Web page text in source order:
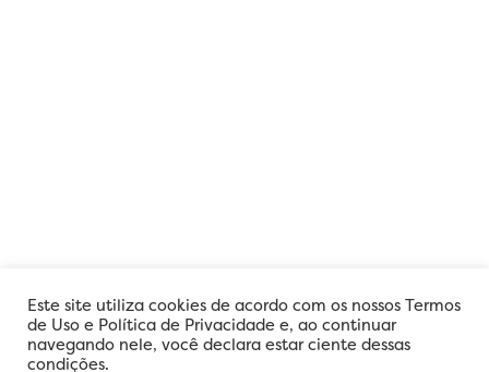
Este site utiliza cookies de acordo com os nossos Termos
de Uso e Política de Privacidade e, ao continuar
navegando nele, você declara estar ciente dessas
condições.